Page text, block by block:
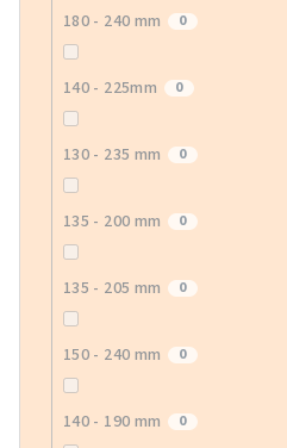
180 - 240 mm 0
140 - 225mm 0
130 - 235 mm 0
135 - 200 mm 0
135 - 205 mm 0
150 - 240 mm 0
140 - 190 mm 0